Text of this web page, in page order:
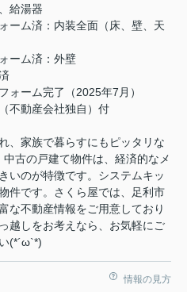
給湯器
ーム済：内装全面（床、壁、天
ーム済：外壁
ォーム完了（2025年7月）
不動産会社独自）付
、家族で暮らすにもピッタリな
中古の戸建て物件は、経済的なメ
いのが特徴です。システムキッ
件です。さくら屋では、足利市
な不動産情報をご用意しており
越しをお考えなら、お気軽にご
(*´ω`*)
情報の見方